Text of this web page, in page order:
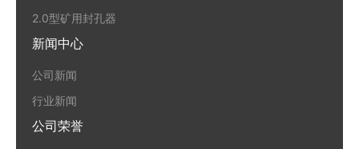
2.0型矿用封孔器
新闻中心
公司新闻
行业新闻
公司荣誉